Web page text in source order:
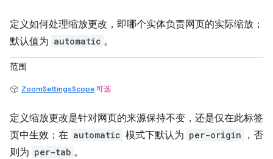
定义如何处理缩放更改，即哪个实体负责网页的实际缩放；
默认值为 automatic 。
范围
ZoomSettingsScope 可选
定义缩放更改是针对网页的来源保持不变，还是仅在此标签
页中生效；在 automatic 模式下默认为 per-origin
，否
则为 per-tab 。